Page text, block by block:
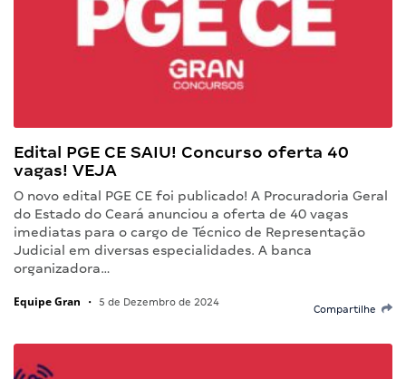
Edital PGE CE SAIU! Concurso oferta 40
vagas! VEJA
O novo edital PGE CE foi publicado! A Procuradoria Geral
do Estado do Ceará anunciou a oferta de 40 vagas
imediatas para o cargo de Técnico de Representação
Judicial em diversas especialidades. A banca
organizadora…
Equipe Gran • 5 de Dezembro de 2024
Compartilhe